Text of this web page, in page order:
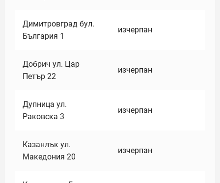
Димитровград бул.
България 1
изчерпан
Добрич ул. Цар
Петър 22
изчерпан
Дупница ул.
Раковска 3
изчерпан
Казанлък ул.
Македония 20
изчерпан